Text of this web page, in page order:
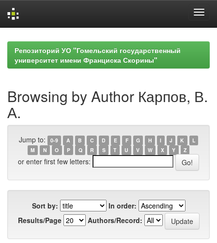
navigationРепозиторий УО "Гомельский государственный
университет имени Франциска Скорины"
Browsing by Author Карпов, В.
А.
Jump to: 0-9 A B C D E F G H I J K
L
M
N O P Q R S T U V W X Y Z
or enter first few letters:
Sort by:
In order:
Results/Page
Authors/Record: